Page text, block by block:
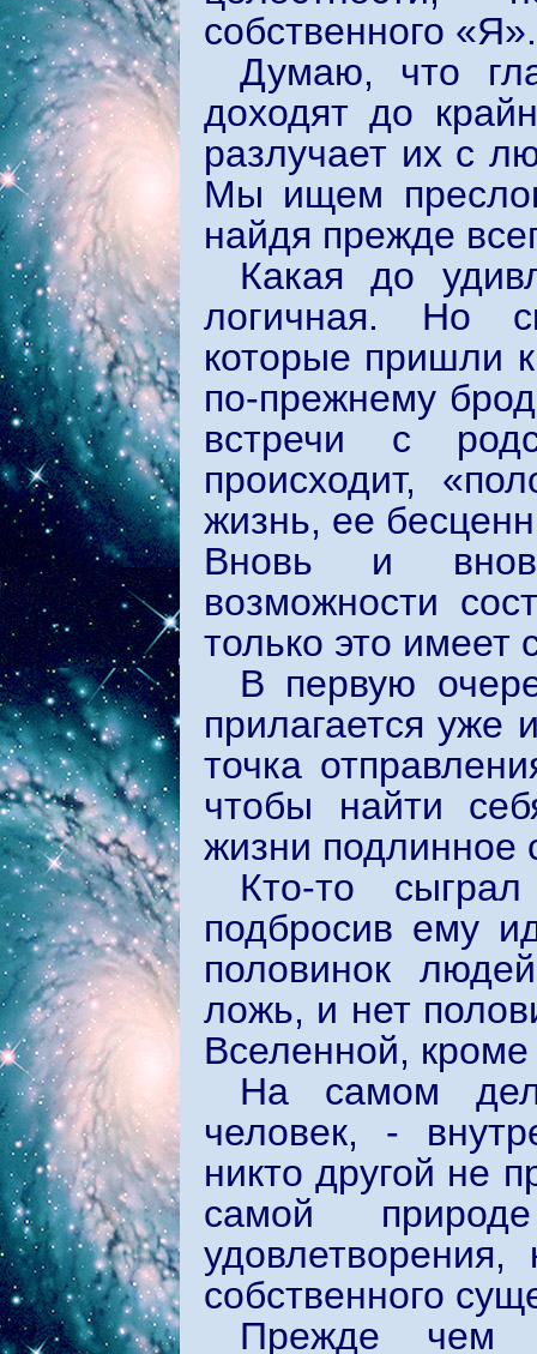
собственного «Я».
Думаю, что
доходят до
разлучает их с
Мы ищем
найдя прежде
Какая до
логичная. Но
которые пришли
по-прежнему
встречи с
происходит,
жизнь, ее
Вновь и
возможности
только это имеет
В первую
прилагается уже
точка
чтобы найти
жизни подлинное
Кто-то
подбросив ему
половинок
ложь, и нет
Вселенной,
На самом
человек, -
никто другой не
самой
собственного
Прежде чем